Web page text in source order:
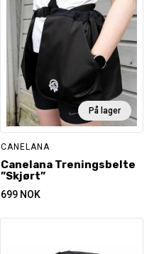
På lager
CANELANA
Canelana Treningsbelte
”Skjørt”
699 NOK